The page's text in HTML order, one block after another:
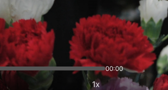
00:00
1x